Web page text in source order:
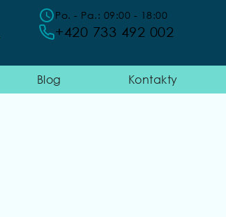
Po. - Pa.: 09:00 - 18:00
+420 733 492 002
Blog Kontakty